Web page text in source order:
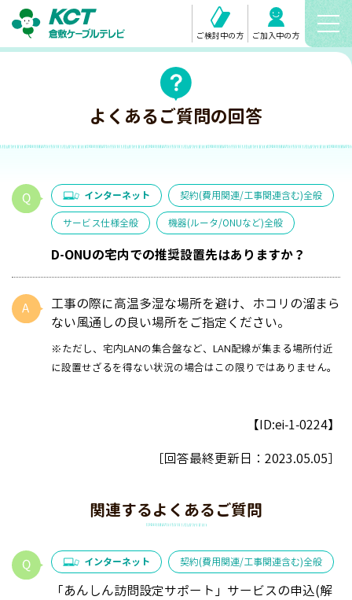
ご検討中の方 ご加入中の方
よくあるご質問の回答
インターネット 契約(費用関連/工事関連含む)全般
サービス仕様全般 機器(ルータ/ONUなど)全般
D-ONUの宅内での推奨設置先はありますか？
工事の際に高温多湿な場所を避け、ホコリの溜まら
ない風通しの良い場所をご指定ください。
※ただし、宅内LANの集合盤など、LAN配線が集まる場所付近
に設置せざるを得ない状況の場合はこの限りではありません。
【ID:ei-1-0224】
［回答最終更新日： 2023.05.05］
関連するよくあるご質問
インターネット 契約(費用関連/工事関連含む)全般
「あんしん訪問設定サポート」サービスの申込(解